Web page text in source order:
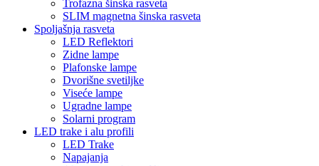
Trofazna šinska rasveta
SLIM magnetna šinska rasveta
Spoljašnja rasveta
LED Reflektori
Zidne lampe
Plafonske lampe
Dvorišne svetiljke
Viseće lampe
Ugradne lampe
Solarni program
LED trake i alu profili
LED Trake
Napajanja